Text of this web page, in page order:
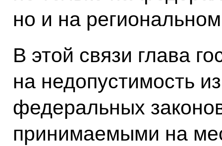
но и на
В этой связи глава
на недопустимость
федеральных
принимаемыми на